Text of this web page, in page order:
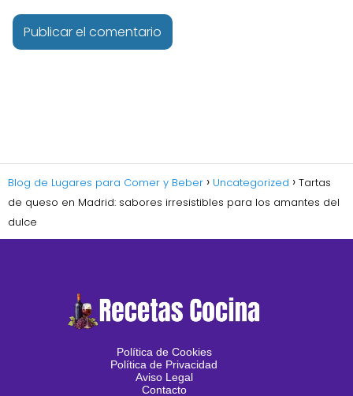
Blog de Lugares para Comer y Beber Uncategorized
Tartas
de queso en Madrid: sabores irresistibles para los amantes del
dulce
Política de Cookies
Política de Privacidad
Aviso Legal
Contacto